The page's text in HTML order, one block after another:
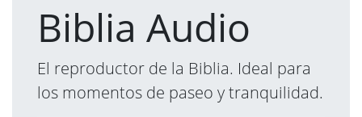
Biblia Audio
El reproductor de la Biblia. Ideal para
los momentos de paseo y tranquilidad.